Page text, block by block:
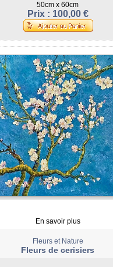
50cm x 60cm
Prix : 100,00 €
En savoir plus
Fleurs et Nature
Fleurs de cerisiers